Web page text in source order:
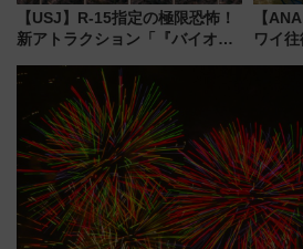
【USJ】R-15指定の極限恐怖！
新アトラクション「『バイオハ
ブ」今秋登場 ―予測不能の恐
怖に泣き叫べ―
【
ワイ